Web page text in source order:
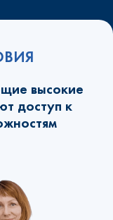
высокие
доступ к